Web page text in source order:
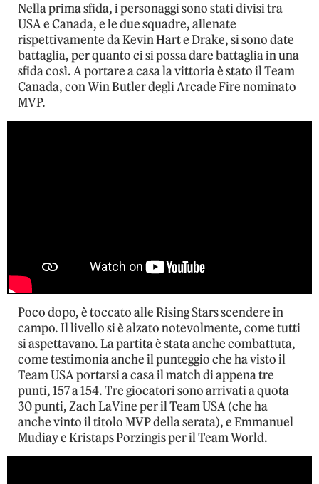
Nella prima sfida, i personaggi sono stati divisi tra
USA e Canada, e le due squadre, allenate
rispettivamente da Kevin Hart e Drake, si sono date
battaglia, per quanto ci si possa dare battaglia in una
sfida così. A portare a casa la vittoria è stato il Team
Canada, con Win Butler degli Arcade Fire nominato
MVP.
Poco dopo, è toccato alle Rising Stars scendere in
campo. Il livello si è alzato notevolmente, come tutti
si aspettavano. La partita è stata anche combattuta,
come testimonia anche il punteggio che ha visto il
Team USA portarsi a casa il match di appena tre
punti, 157 a 154. Tre giocatori sono arrivati a quota
30 punti, Zach LaVine per il Team USA (che ha
anche vinto il titolo MVP della serata), e Emmanuel
Mudiay e Kristaps Porzingis per il Team World.